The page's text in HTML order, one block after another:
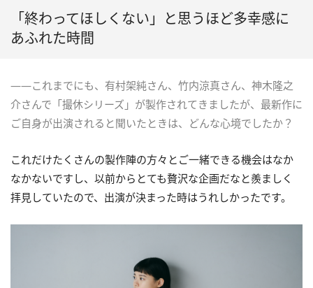
「終わってほしくない」と思うほど多幸感に
あふれた時間
――これまでにも、有村架純さん、竹内涼真さん、神木隆之
介さんで「撮休シリーズ」が製作されてきましたが、最新作に
ご自身が出演されると聞いたときは、どんな心境でしたか？
これだけたくさんの製作陣の方々とご一緒できる機会はなか
なかないですし、以前からとても贅沢な企画だなと羨ましく
拝見していたので、出演が決まった時はうれしかったです。